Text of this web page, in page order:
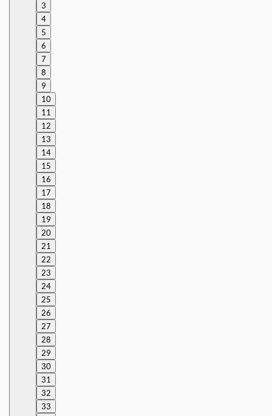
3
4
5
6
7
8
9
10
11
12
13
14
15
16
17
18
19
20
21
22
23
24
25
26
27
28
29
30
31
32
33